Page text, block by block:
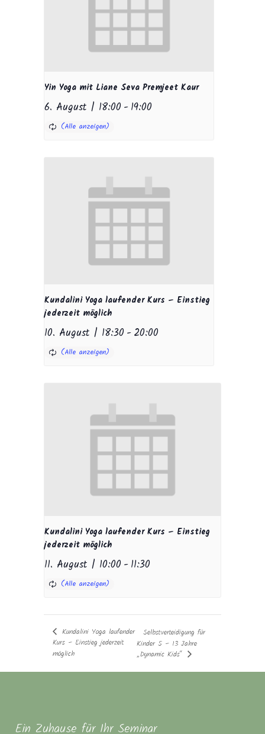
Yin Yoga mit Liane Seva Premjeet Kaur
6. August | 18:00 -19:00
Kundalini Yoga laufender Kurs – Einstieg
jederzeit möglich
10. August | 18:30 -20:00
Kundalini Yoga laufender Kurs – Einstieg
jederzeit möglich
11. August | 10:00 -11:30
Kundalini Yoga laufender
Kurs – Einstieg jederzeit
möglich
Selbstverteidigung für
Kinder 5 – 13 Jahre
„Dynamic Kids“
Ein Zuhause für Ihr Seminar